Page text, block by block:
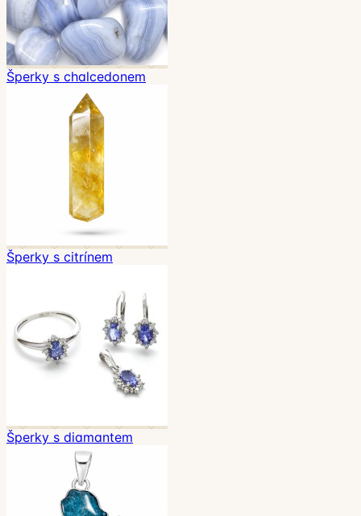
Šperky s chalcedonem
Šperky s citrínem
Šperky s diamantem